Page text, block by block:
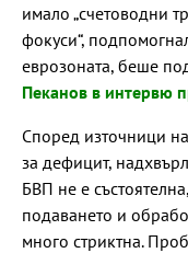
имало „счетоводни
фокуси“,
еврозоната, беше
Пеканов в интервю
Според източници
за дефицит,
БВП не е
подаването и
много стриктна.